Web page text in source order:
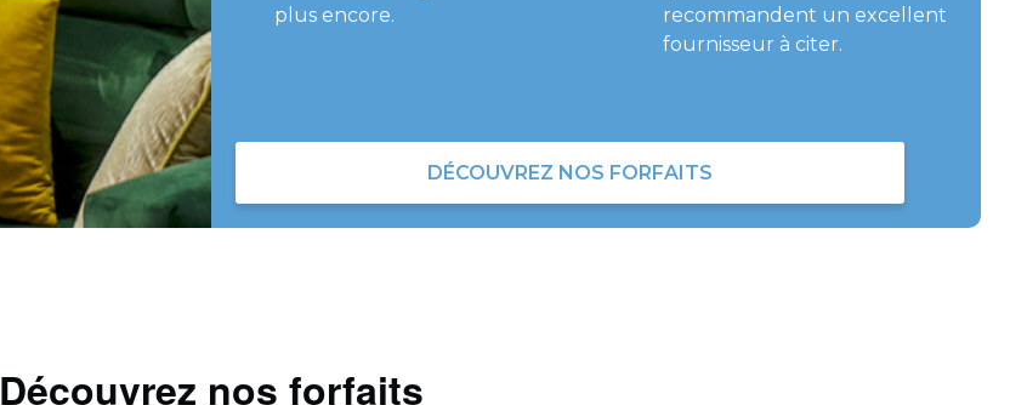
plus encore.
recommandent un excellent
fournisseur à citer.
DÉCOUVREZ NOS FORFAITS
Découvrez nos forfaits